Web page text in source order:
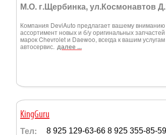
М.О. г.Щербинка, ул.Космонавтов
Компания DeviAuto предлагает вашему
ассортимент новых и б/у оригинальных
марок Chevrolet и Daewoo, всегда к вашим
автосервис. далее ...
KingGuru
Тел: 8 925 129-63-66 8 925 355-85-59